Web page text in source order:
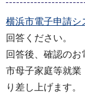
横浜市電子申請シ
回答ください。
回答後、確認の
市母子家庭等就業
り差し上げます。